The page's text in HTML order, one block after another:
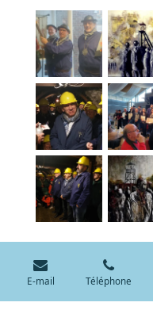
© 2024 - 2025
E-mail Téléphone